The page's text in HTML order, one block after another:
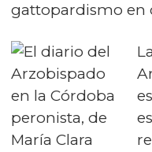
gattopardismo en